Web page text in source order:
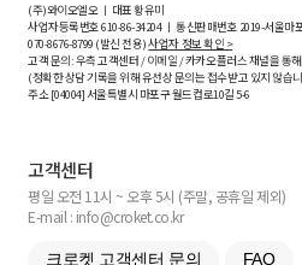
(주)와이오엘오 ㅣ 대표 황유미
사업자등록번호610-86-34204ㅣ 통신판매번호 2019-서울마
070-8676-8799 (발신 전용)사업자 정보 확인 >
고객 문의: 우측 고객센터 / 이메일 / 카카오플러스 채널을 통
(정확한 상담 기록을 위해 유선상 문의는 접수받고 있지 않습
주소 [04004] 서울특별시 마포구 월드컵로10길5-6
고객센터
평일 오전 11시 ~ 오후 5시 (주말, 공휴일 제외)
E-mail : info@croket.co.kr
크로켓 고객센터 문의 FAQ